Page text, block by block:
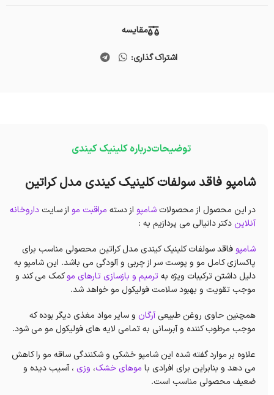
مقایسه
اشتراک گذاری:
توضیحاتدرباره کلینیک کیندی
شامپو فاقد سولفات کلینیک کیندی مدل کراتین
در این محصول از محصولات شامپو از دسته مراقبت مو از سایتداروخانه
آنلاین دکتر دانیالی می پردازیم به :
شامپو فاقد سولفات کلینیک کیندی مدل کراتین محصولی مناسب برای
پاکسازی کامل مو و پوست سر از چربی و آلودگی می باشد. این شامپو به
دلیل داشتن ترکیبات ویژه بهترمیم و بازسازی تارهای موکمک می کند و
موجب تقویت و بهبود سلامت فولیکول مو خواهد شد.
همچنین حاوی روغن طبیعی آرگان و سایر مواد مغذی دیگر بوده که
موجب مرطوب کننده و آبرسانی به تمامی لایه های فولیکول مو می شود.
علاوه بر موارد گفته شده این شامپو خشکی و شکنندگی ساقه مو را کاهش
می دهد و بنابراین برای افرادی با موهای خشک، وزی ، آسیب دیده و
ضعیف محصولی مناسب است.